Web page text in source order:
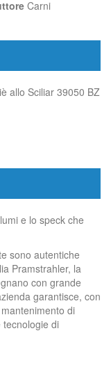
Carni
allo Sciliar 39050 BZ
e lo speck che
sono autentiche
Pramstrahler, la
con grande
garantisce, con
di
di